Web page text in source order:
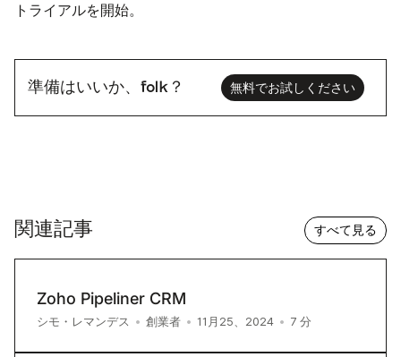
トライアルを開始。
準備はいいか、folk？ 無料でお試しください
関連記事 すべて見る
Zoho Pipeliner CRM
シモ・レマンデス • 創業者 • 11月25、2024 • 7 分